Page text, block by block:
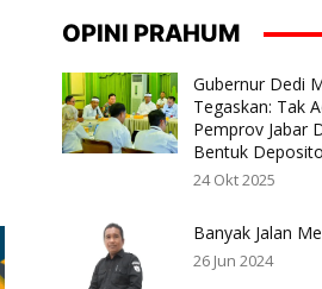
OPINI PRAHUM
Gubernur Dedi
Tegaskan: Tak
Pemprov Jabar
Bentuk Deposito
24 Okt 2025
Banyak Jalan
26 Jun 2024